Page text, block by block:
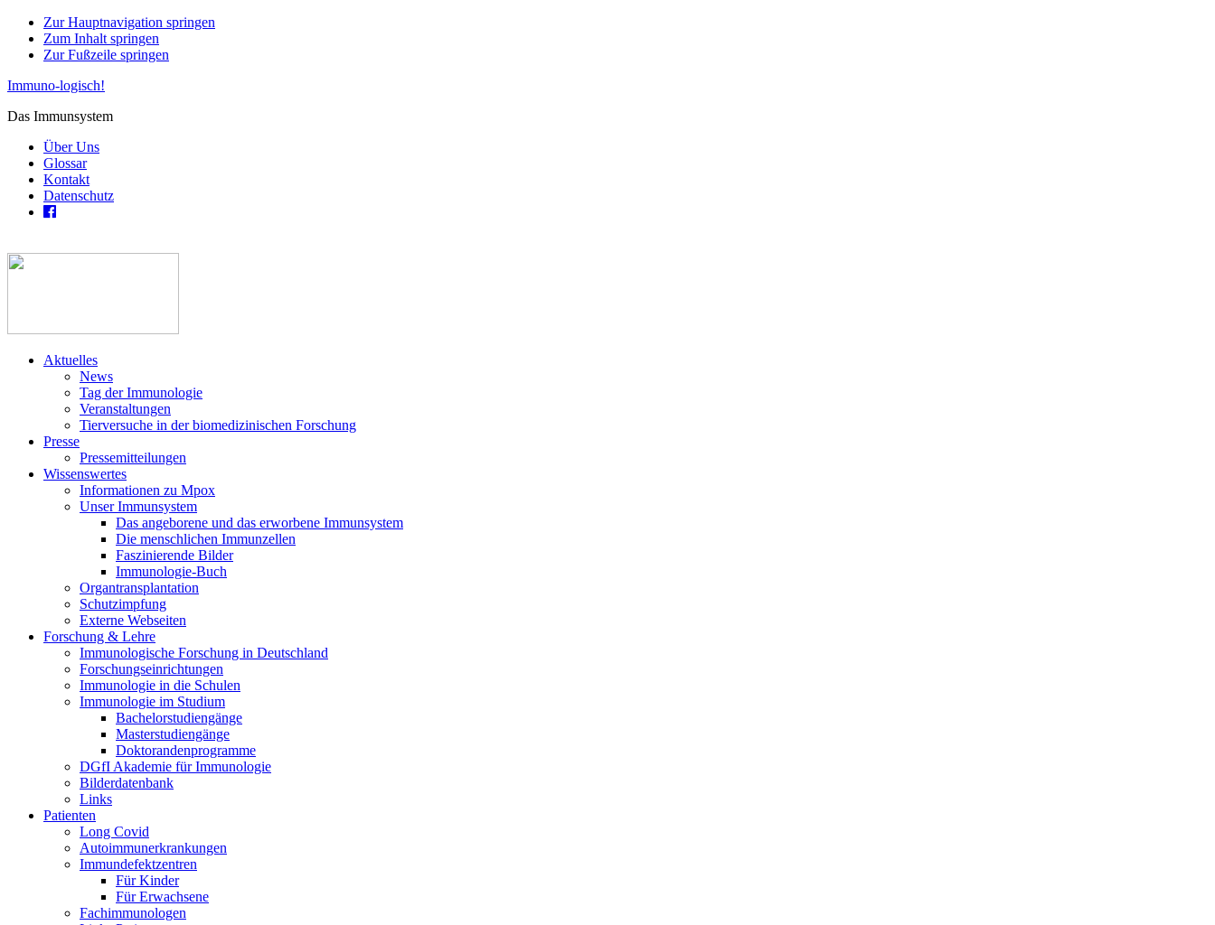
Zur Hauptnavigation springen
Zum Inhalt springen
Zur Fußzeile springen
Immuno-logisch!
Das Immunsystem
Über Uns
Glossar
Kontakt
Datenschutz
Aktuelles
News
Tag der Immunologie
Veranstaltungen
Tierversuche in der biomedizinischen Forschung
Presse
Pressemitteilungen
Wissenswertes
Informationen zu Mpox
Unser Immunsystem
Das angeborene und das erworbene Immunsystem
Die menschlichen Immunzellen
Faszinierende Bilder
Immunologie-Buch
Organtransplantation
Schutzimpfung
Externe Webseiten
Forschung & Lehre
Immunologische Forschung in Deutschland
Forschungseinrichtungen
Immunologie in die Schulen
Immunologie im Studium
Bachelorstudiengänge
Masterstudiengänge
Doktorandenprogramme
DGfI Akademie für Immunologie
Bilderdatenbank
Links
Patienten
Long Covid
Autoimmunerkrankungen
Immundefektzentren
Für Kinder
Für Erwachsene
Fachimmunologen